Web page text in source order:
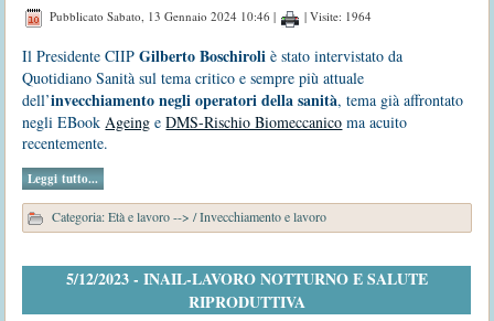
Pubblicato Sabato, 13 Gennaio 2024 10:46 | | Visite: 1964
Il Presidente CIIPGilberto Boschiroli è stato intervistato da
Quotidiano Sanità sul tema critico e sempre più attuale
dell’invecchiamento negli operatori della sanità, tema già affrontato
negli EBook Ageing eDMS-Rischio Biomeccanico ma acuito
recentemente.
Leggi tutto...
Categoria:Età e lavoro --> /Invecchiamento e lavoro
5/12/2023 - INAIL-LAVORO NOTTURNO E SALUTE
RIPRODUTTIVA